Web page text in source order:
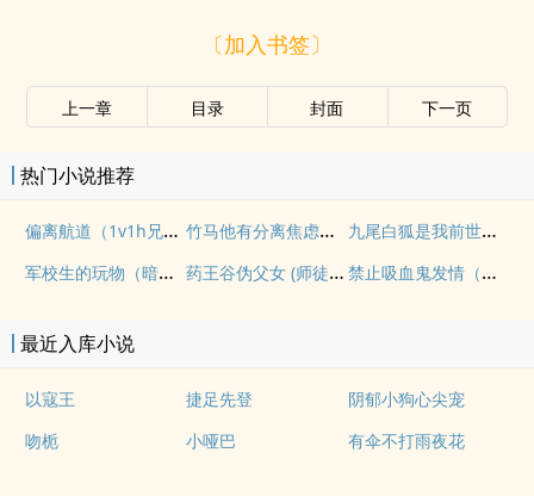
〔加入书签〕
上一章 目录 封面 下一页
热门小说推荐
偏离航道（1v1h兄妹骨科bg） 竹马他有分离焦虑（1v1）
九尾白狐是我前世妻（futa 百合）
军校生的玩物（暗黑NPH）
药王谷伪父女 (师徒养成) 禁止吸血鬼发情（姐狗高H 1v1）
最近入库小说
以寇王 捷足先登
阴郁小狗心尖宠
吻栀
小哑巴 有伞不打雨夜花